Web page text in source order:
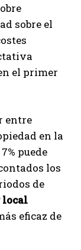
sobre el
el primer
entre
en la
puede
los
de
local
eficaz de